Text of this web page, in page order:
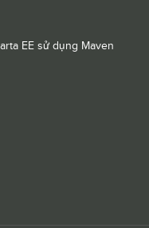
EE sử dụng Maven